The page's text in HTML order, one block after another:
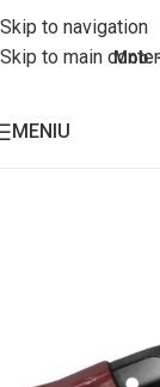
Skip to navigation
Skip to main Mob:
MENIU